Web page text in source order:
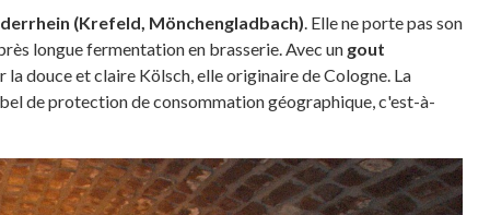
(Krefeld, Mönchengladbach). Elle ne porte pas son
longue fermentation en brasserie. Avec un gout
douce et claire Kölsch, elle originaire de Cologne. La
de protection de consommation géographique, c'est-à-